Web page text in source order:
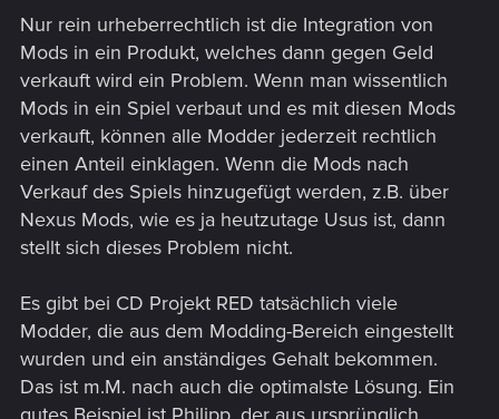
Nur rein urheberrechtlich ist die Integration von
Mods in ein Produkt, welches dann gegen Geld
verkauft wird ein Problem. Wenn man wissentlich
Mods in ein Spiel verbaut und es mit diesen Mods
verkauft, können alle Modder jederzeit rechtlich
einen Anteil einklagen. Wenn die Mods nach
Verkauf des Spiels hinzugefügt werden, z.B. über
Nexus Mods, wie es ja heutzutage Usus ist, dann
stellt sich dieses Problem nicht.
Es gibt bei CD Projekt RED tatsächlich viele
Modder, die aus dem Modding-Bereich eingestellt
wurden und ein anständiges Gehalt bekommen.
Das ist m.M. nach auch die optimalste Lösung. Ein